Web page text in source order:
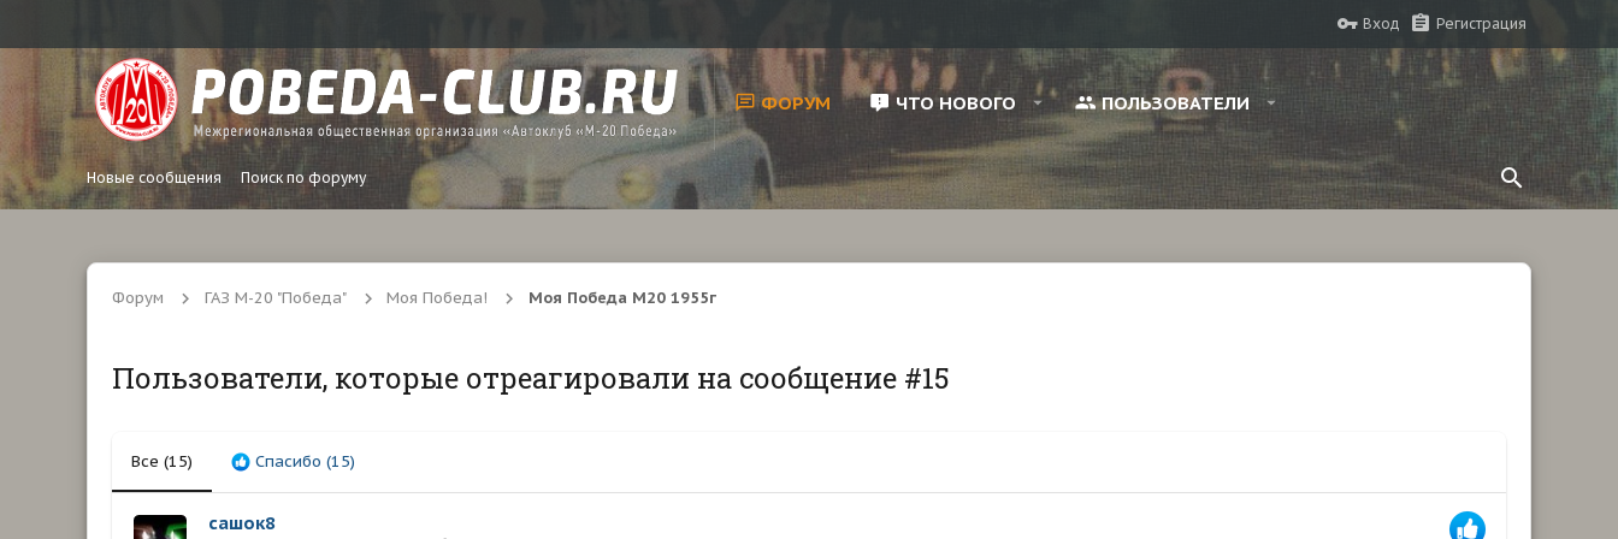
Вход Регистрация
ФОРУМ ЧТО НОВОГО ПОЛЬЗОВАТЕЛИ
Новые сообщения Поиск по форуму
Форум ГАЗ М-20 "Победа" Моя Победа! Моя Победа М20 1955г
Пользователи, которые отреагировали на сообщение #15
Все (15) Спасибо (15)
сашок8